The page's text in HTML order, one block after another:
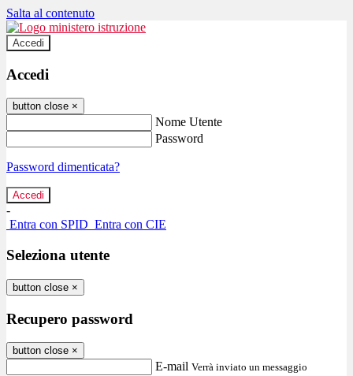
Salta al contenuto
Accedi
Accedi
button close ×
Nome Utente
Password
Password dimenticata?
-
Entra con SPID Entra con CIE
Seleziona utente
button close ×
Recupero password
button close ×
E-mail Verrà inviato un messaggio